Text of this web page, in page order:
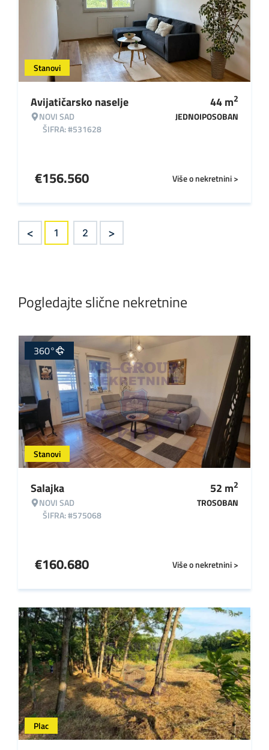
Stanovi
Avijatičarsko naselje
NOVI SAD
ŠIFRA: #531628
44m2
JEDNOIPOSOBAN
Više o nekretnini >
€156.560
< 1 2 >
Pogledajte slične nekretnine
Stanovi
360°
Salajka
NOVI SAD
ŠIFRA: #575068
52 m2
TROSOBAN
Više o nekretnini >
€160.680
Plac